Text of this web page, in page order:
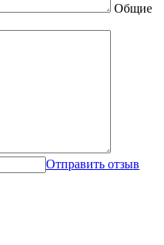
Общие
Отправить отзыв